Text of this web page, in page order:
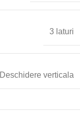
3 laturi
Deschidere verticala